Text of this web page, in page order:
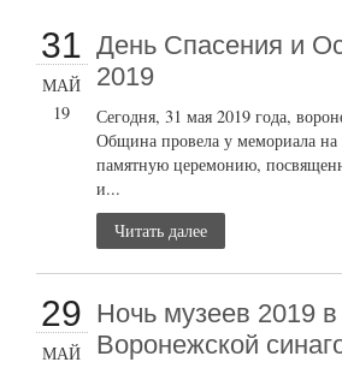
31
МАЙ
19
День Спасения и
2019
Сегодня, 31 мая 2019 года,
Община провела у мемориала
памятную церемонию,
и...
Читать далее
29
МАЙ
Ночь музеев 2019 в
Воронежской